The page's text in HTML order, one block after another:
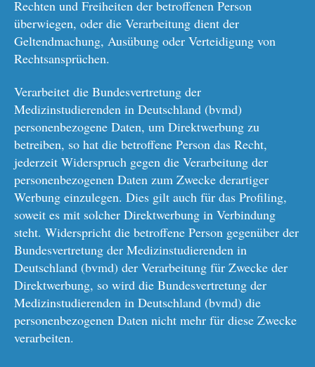
Rechten und Freiheiten der betroffenen Person
überwiegen, oder die Verarbeitung dient der
Geltendmachung, Ausübung oder Verteidigung von
Rechtsansprüchen.
Verarbeitet die Bundesvertretung der
Medizinstudierenden in Deutschland (bvmd)
personenbezogene Daten, um Direktwerbung zu
betreiben, so hat die betroffene Person das Recht,
jederzeit Widerspruch gegen die Verarbeitung der
personenbezogenen Daten zum Zwecke derartiger
Werbung einzulegen. Dies gilt auch für das Profiling,
soweit es mit solcher Direktwerbung in Verbindung
steht. Widerspricht die betroffene Person gegenüber der
Bundesvertretung der Medizinstudierenden in
Deutschland (bvmd) der Verarbeitung für Zwecke der
Direktwerbung, so wird die Bundesvertretung der
Medizinstudierenden in Deutschland (bvmd) die
personenbezogenen Daten nicht mehr für diese Zwecke
verarbeiten.